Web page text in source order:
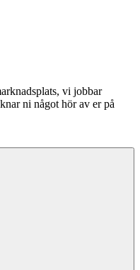
vi jobbar
ni något hör av er på